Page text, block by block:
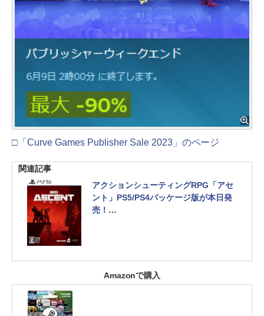
□「Curve Games Publisher Sale 2023」のページ
関連記事
アクションシューティングRPG「アセ
ント」PS5/PS4パッケージ版が本日発
売！
Amazonで購入